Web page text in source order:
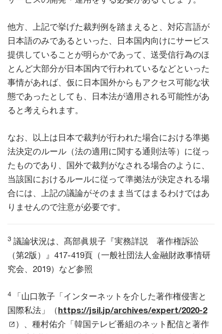
他方、上記で挙げた裁判例を踏まえると、対応言語が
日本語のみであるといった、日本国内向けにサービス
提供していることが明らかであって、送受信行為のほ
とんど大部分が日本国内で行われているなどといった
事情があれば、仮に日本国外からもアクセス可能な状
態であったとしても、日本法が適用される可能性があ
ると考えられます。
なお、以上は日本で裁判が行われた場合における準拠
法決定のルール（法の適用に関する通則法等）に従っ
たものであり、国外で裁判がなされる場合のように、
当該国におけるルールに従って準拠法が決定される場
合には、上記の議論がそのまま当てはまるわけではあ
りませんので注意が必要です。
3 議論状況は、髙部眞規子『実務詳説 著作権訴訟
（第2版）』417-419頁（一般社団法人金融財政事情研
究会、2019）など参照
4
「山口敦子「インターネットを介した著作権侵害と
国際私法」（https://jsil.jp/archives/expert/2020-2
）、種村佑介「韓国テレビ番組のネット配信と著作